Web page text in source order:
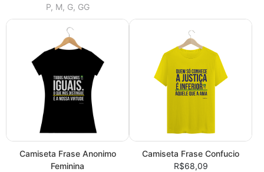
P, M, G, GG
Camiseta Frase Anonimo
Feminina
Camiseta Frase Confucio
R$68,09